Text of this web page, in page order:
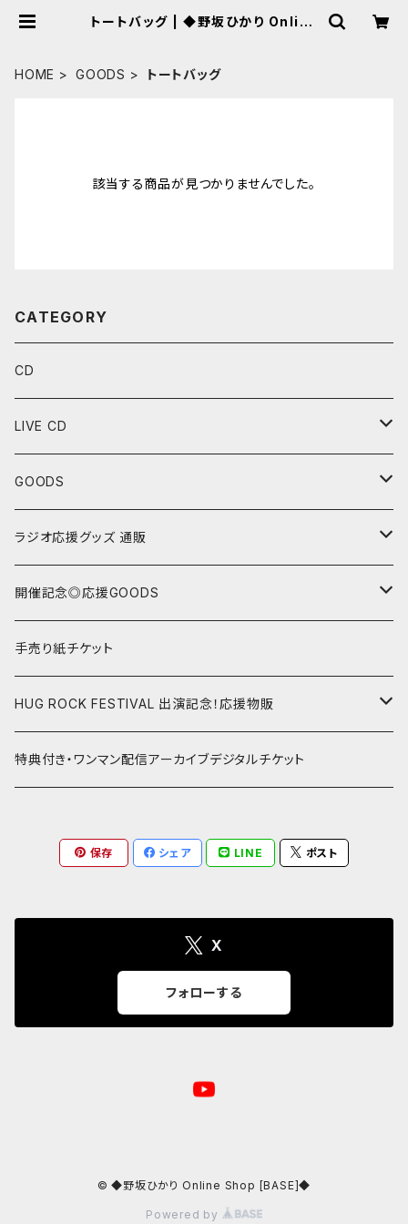
トートバッグ | ◆野坂ひかり Online
HOME GOODS トートバッグ
該当する商品が見つかりませんでした。
CATEGORY
CD
LIVE CD
“Sing with Piano”シリーズ
“野坂ひかり Monthly Live CD”シリーズ
GOODS
Tシャツ
セットリスト色紙
チェキ
ランダムチェキ
画像指定チェキ
トートバッグ
コルクコースター
クリアファイル
ラジオ応援グッズ 通販
24/1/15 第32回 ゲスト:亜ノあこ
24/2/19 第33回 ゲスト:のうじょうりえ
24/3/18 第34回 ゲスト:増田桜美/オル
24/4/15 第35回 ゲスト:黒木ちひろ
24/6/17 第37回 ゲスト:山田萌
24/7/15 第38回 ゲスト:伊藤詩織
24/8/19 第39回 ゲスト 清野あやね
24/10/21 第41回 ゲスト:のうじょうりえ
開催記念◎応援GOODS
野坂ひかり Mini Oneman Live シリーズ
23/1/22@渋谷gee-ge.15周年記念ワンマン
野坂ひかりソロ スタジオ配信ライブ
2023年ハグロック前夜祭！記念グッズ
遠征応援グッズ
手売り紙チケット
HUG ROCK FESTIVAL 出演記念！応援物販
22.05.02 HUGROCK 2022 GW
23.05.02 ハグロック 2023 GW
特典付き・ワンマン配信アーカイブデジタルチケット
保存 シェア LINE ポスト
X
フォローする
© ◆野坂ひかり Online Shop [BASE]◆
Powered by